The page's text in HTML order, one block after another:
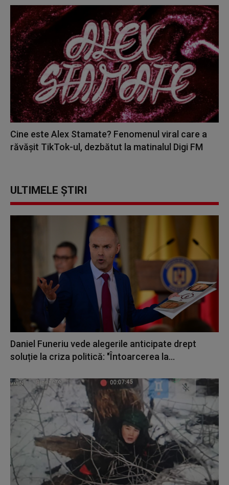
Cine este Alex Stamate? Fenomenul viral care a
răvășit TikTok-ul, dezbătut la matinalul Digi FM
ULTIMELE ȘTIRI
Daniel Funeriu vede alegerile anticipate drept
soluție la criza politică: "Întoarcerea la...